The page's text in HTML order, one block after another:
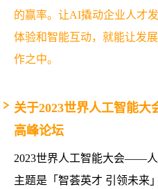
的赢率。让AI撬动企业人才
体验和智能互动，就能让发
作之中。
关于2023世界人工智能
高峰论坛
2023世界人工智能大会——
主题是「智荟英才 引领未来